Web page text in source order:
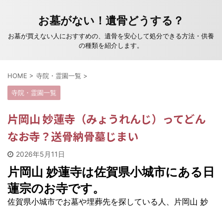
お墓がない！遺骨どうする？
お墓が買えない人におすすめの、遺骨を安心して処分できる方法・供養
の種類を紹介します。
HOME > 寺院・霊園一覧 >
寺院・霊園一覧
片岡山 妙蓮寺（みょうれんじ）ってどん
なお寺？送骨納骨墓じまい
2026年5月11日
片岡山 妙蓮寺は佐賀県小城市にある日
蓮宗のお寺です。
佐賀県小城市でお墓や埋葬先を探している人、片岡山 妙